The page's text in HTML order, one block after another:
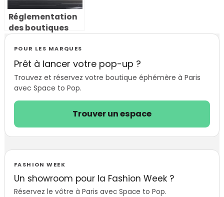
POUR LES MARQUES
Prêt à lancer votre pop-up ?
Trouvez et réservez votre boutique éphémère à Paris
avec Space to Pop.
Trouver un espace
FASHION WEEK
Un showroom pour la Fashion Week ?
Réservez le vôtre à Paris avec Space to Pop.
Réglementation
des boutiques
éphémères à
Paris : ce qu’il
faut vraiment